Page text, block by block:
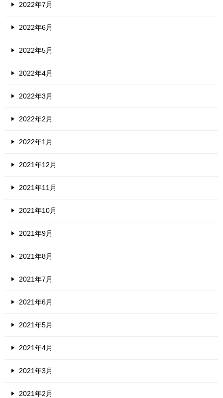
2022年7月
2022年6月
2022年5月
2022年4月
2022年3月
2022年2月
2022年1月
2021年12月
2021年11月
2021年10月
2021年9月
2021年8月
2021年7月
2021年6月
2021年5月
2021年4月
2021年3月
2021年2月